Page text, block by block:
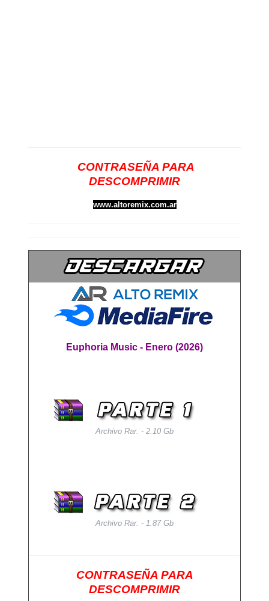
CONTRASEÑA PARA
DESCOMPRIMIR
www.altoremix.com.ar
Euphoria Music - Enero (2026)
Archivo Rar. - 2.10 Gb
Archivo Rar. - 1.87 Gb
CONTRASEÑA PARA
DESCOMPRIMIR